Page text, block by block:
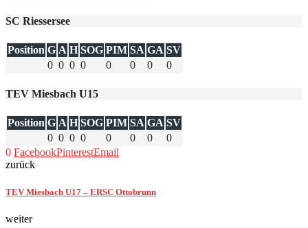
SC Riessersee
Position G A H SOG PIM SA GA SV
0 0 0 0 0 0 0 0
TEV Miesbach U15
Position G A H SOG PIM SA GA SV
0 0 0 0 0 0 0
0
0 FacebookPinterestEmail
zurück
TEV Miesbach U17 – ERSC Ottobrunn
weiter